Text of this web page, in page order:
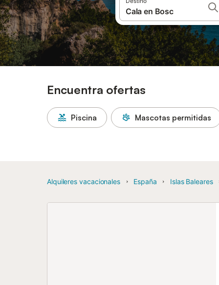
Encuentra ofertas
Piscina Mascotas permitidas
Alquileres vacacionales España Islas Baleares